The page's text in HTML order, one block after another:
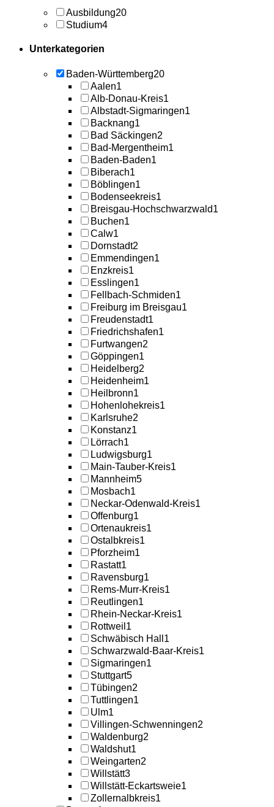
Ausbildung20
Studium4
Unterkategorien
Baden-Württemberg20
Aalen1
Alb-Donau-Kreis1
Albstadt-Sigmaringen1
Backnang1
Bad Säckingen2
Bad-Mergentheim1
Baden-Baden1
Biberach1
Böblingen1
Bodenseekreis1
Breisgau-Hochschwarzwald1
Buchen1
Calw1
Dornstadt2
Emmendingen1
Enzkreis1
Esslingen1
Fellbach-Schmiden1
Freiburg im Breisgau1
Freudenstadt1
Friedrichshafen1
Furtwangen2
Göppingen1
Heidelberg2
Heidenheim1
Heilbronn1
Hohenlohekreis1
Karlsruhe2
Konstanz1
Lörrach1
Ludwigsburg1
Main-Tauber-Kreis1
Mannheim5
Mosbach1
Neckar-Odenwald-Kreis1
Offenburg1
Ortenaukreis1
Ostalbkreis1
Pforzheim1
Rastatt1
Ravensburg1
Rems-Murr-Kreis1
Reutlingen1
Rhein-Neckar-Kreis1
Rottweil 1
Schwäbisch Hall 1
Schwarzwald-Baar-Kreis1
Sigmaringen1
Stuttgart5
Tübingen2
Tuttlingen1
Ulm1
Villingen-Schwenningen2
Waldenburg2
Waldshut1
Weingarten2
Willstätt3
Willstätt-Eckartsweie1
Zollernalbkreis1